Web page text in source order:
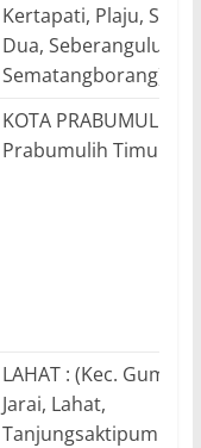
Kertapati, Plaju,
Dua, Seberangulu
Sematangborang)
KOTA PRABUMULIH :
Prabumulih Timur)
LAHAT : (Kec.
Jarai, Lahat,
Tanjungsaktipumi)